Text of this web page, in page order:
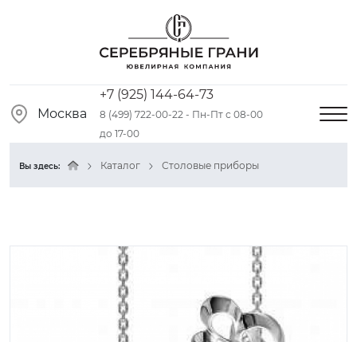
Москва
+7 (925) 144-64-73
8 (499) 722-00-22 - Пн-Пт с 08-00
до 17-00
Вы здесь: Каталог Столовые приборы